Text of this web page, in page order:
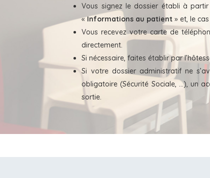
Vous signez le dossier établi à
«Informations au patient » et, le
Vous recevez votre carte de
directement.
Si nécessaire, faites établir par
Si votre dossier administratif ne
obligatoire (Sécurité Sociale, …), un
sortie.